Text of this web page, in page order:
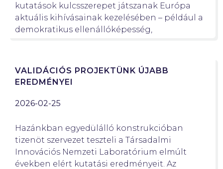
kutatások kulcsszerepet játszanak Európa
aktuális kihívásainak kezelésében – például a
demokratikus ellenállóképesség,
VALIDÁCIÓS PROJEKTÜNK ÚJABB
EREDMÉNYEI
2026-02-25
Hazánkban egyedülálló konstrukcióban
tizenöt szervezet teszteli a Társadalmi
Innovációs Nemzeti Laboratórium elmúlt
években elért kutatási eredményeit. Az